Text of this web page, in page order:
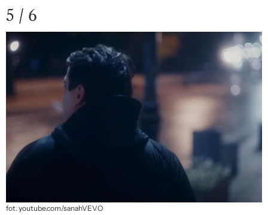
5 / 6
fot. youtube.com/sanahVEVO